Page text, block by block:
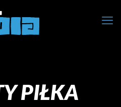
PIŁKA